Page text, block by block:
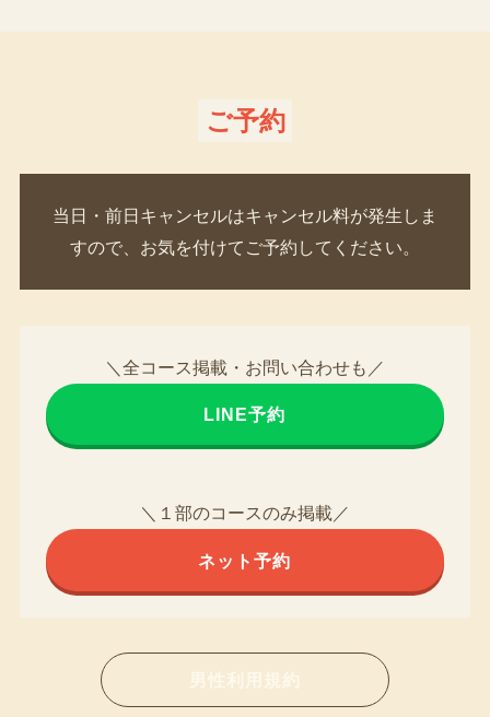
ご予約
当日・前日キャンセルはキャンセル料が発生しま
すので、お気を付けてご予約してください。
＼全コース掲載・お問い合わせも／
LINE予約
＼１部のコースのみ掲載／
ネット予約
男性利用規約